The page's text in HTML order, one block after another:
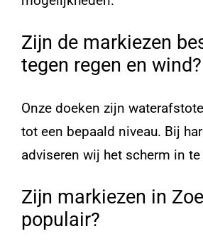
Zijn de markiezen
tegen regen en wind?
Onze doeken zijn
tot een bepaald niveau. Bij
adviseren wij het scherm in
Zijn markiezen in
populair?